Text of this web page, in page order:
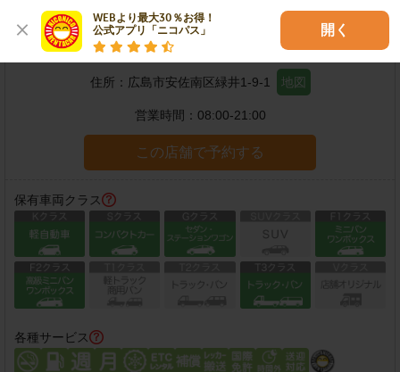
WEBより最大30％お得！
公式アプリ「ニコパス」
開く
広島緑井1丁目店
住所： 広島市安佐南区緑井1-9-1 地図
営業時間： 08:00-21:00
この店舗で予約する
保有車両クラス
各種サービス